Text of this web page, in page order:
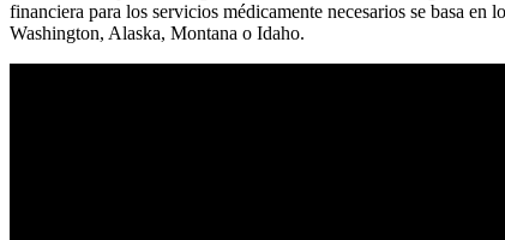
financiera para los servicios médicamente necesarios se basa
Washington, Alaska, Montana o Idaho.